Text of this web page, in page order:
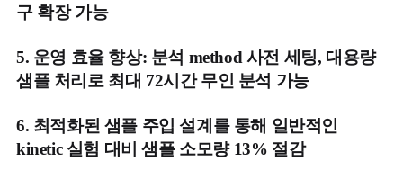
구 확장 가능
5. 운영 효율 향상: 분석 method 사전 세팅, 대용량
샘플 처리로 최대 72시간 무인 분석 가능
6. 최적화된 샘플 주입 설계를 통해 일반적인
kinetic 실험 대비 샘플 소모량 13% 절감